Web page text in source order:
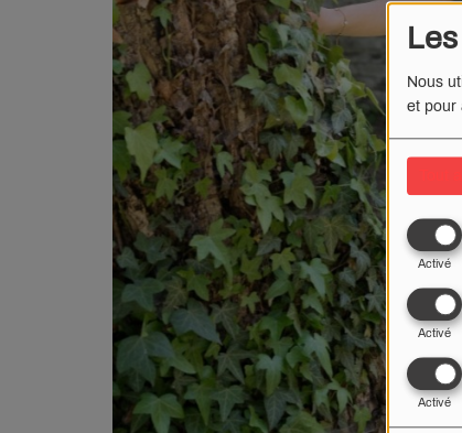
Nous
et pour
Activé
Activé
Activé